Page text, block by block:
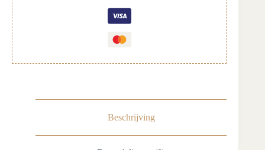
Beschrijving